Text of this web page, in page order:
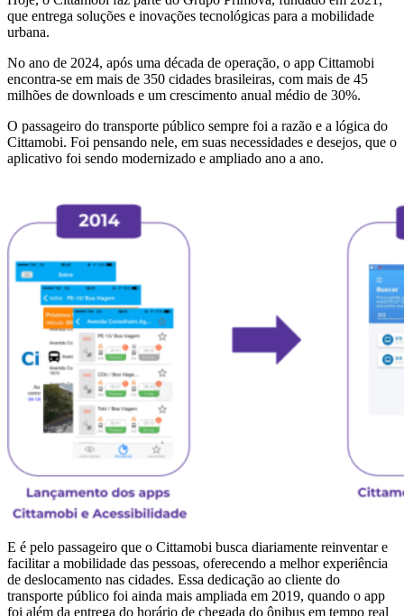
que entrega soluções e inovações tecnológicas para a mobilidade
urbana.
No ano de 2024, após uma década de operação, o app Cittamobi
encontra-se em mais de 350 cidades brasileiras, com mais de 45
milhões de downloads e um crescimento anual médio de 30%.
O passageiro do transporte público sempre foi a razão e a lógica do
Cittamobi. Foi pensando nele, em suas necessidades e desejos, que o
aplicativo foi sendo modernizado e ampliado ano a ano.
E é pelo passageiro que o Cittamobi busca diariamente reinventar e
facilitar a mobilidade das pessoas, oferecendo a melhor experiência
de deslocamento nas cidades. Essa dedicação ao cliente do
transporte público foi ainda mais ampliada em 2019, quando o app
foi além da entrega do horário de chegada do ônibus em tempo real